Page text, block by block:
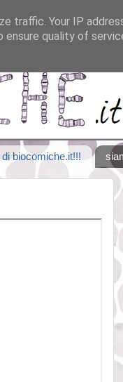
biocomiche.it!!!
traffic. Your IP
quality of